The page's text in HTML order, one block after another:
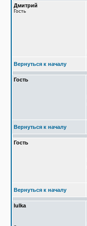
Дмитрий
Гость
Вернуться к началу
Гость
Вернуться к началу
Гость
Вернуться к началу
lulka